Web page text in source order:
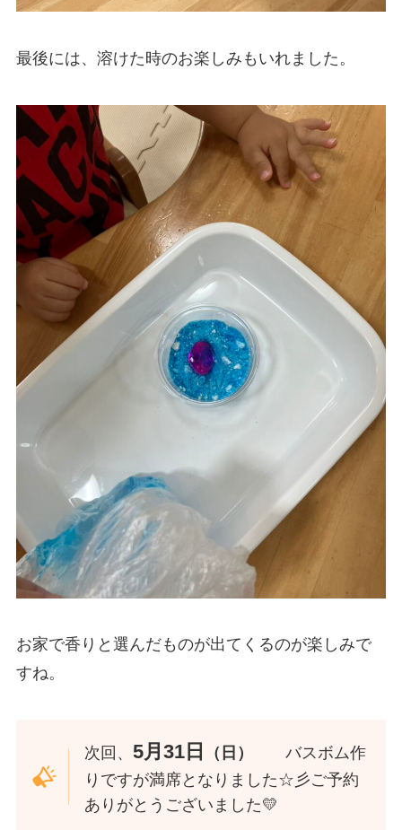
最後には、溶けた時のお楽しみもいれました。
お家で香りと選んだものが出てくるのが楽しみで
すね。
次回、5月31日 （日）
バスボム作
りですが満席となりました☆彡ご予約
ありがとうございました💛